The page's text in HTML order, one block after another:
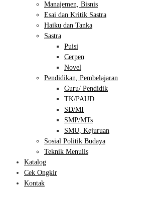
Manajemen, Bisnis
Esai dan Kritik Sastra
Haiku dan Tanka
Sastra
Puisi
Cerpen
Novel
Pendidikan, Pembelajaran
Guru/ Pendidik
TK/PAUD
SD/MI
SMP/MTs
SMU, Kejuruan
Sosial Politik Budaya
Teknik Menulis
Katalog
Cek Ongkir
Kontak